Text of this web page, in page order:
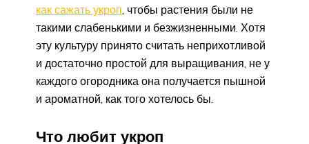
как сажать укроп, чтобы растения были не
такими слабенькими и безжизненными. Хотя
эту культуру принято считать неприхотливой
и достаточно простой для выращивания, не у
каждого огородника она получается пышной
и ароматной, как того хотелось бы.
Что любит укроп